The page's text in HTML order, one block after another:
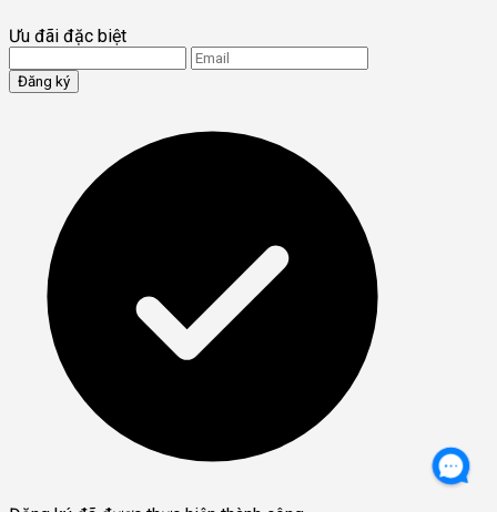
Ưu đãi đặc biệt
Đăng ký